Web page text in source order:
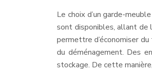
Le choix d’un garde-
sont disponibles, allant de
permettre d’économiser
du déménagement. Des
stockage. De cette